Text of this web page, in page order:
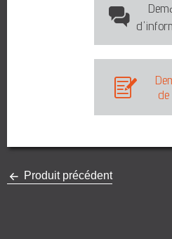
Produit précédent